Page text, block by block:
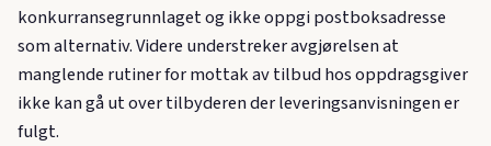
konkurransegrunnlaget og ikke oppgi postboksadresse
som alternativ. Videre understreker avgjørelsen at
manglende rutiner for mottak av tilbud hos oppdragsgiver
ikke kan gå ut over tilbyderen der leveringsanvisningen er
fulgt.